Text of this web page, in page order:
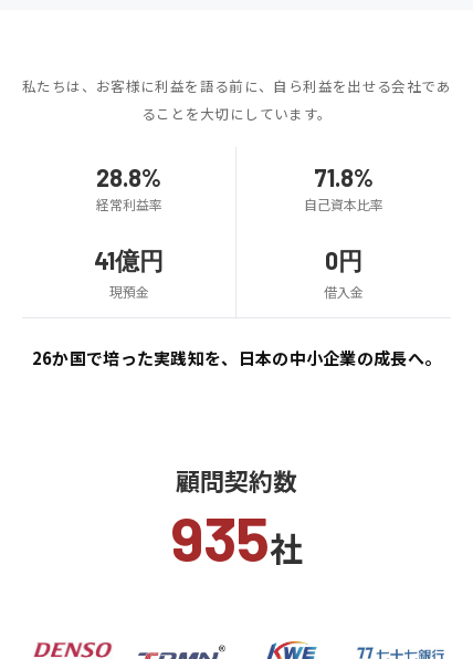
私たちは、お客様に利益を語る前に、 自ら利益を出せる会社であ
ることを大切にしています。
28.8%
経常利益率
71.8%
自己資本比率
41億円
現預金
0円
借入金
26か国で培った実践知を、 日本の中小企業の成長へ。
顧問契約数
935社